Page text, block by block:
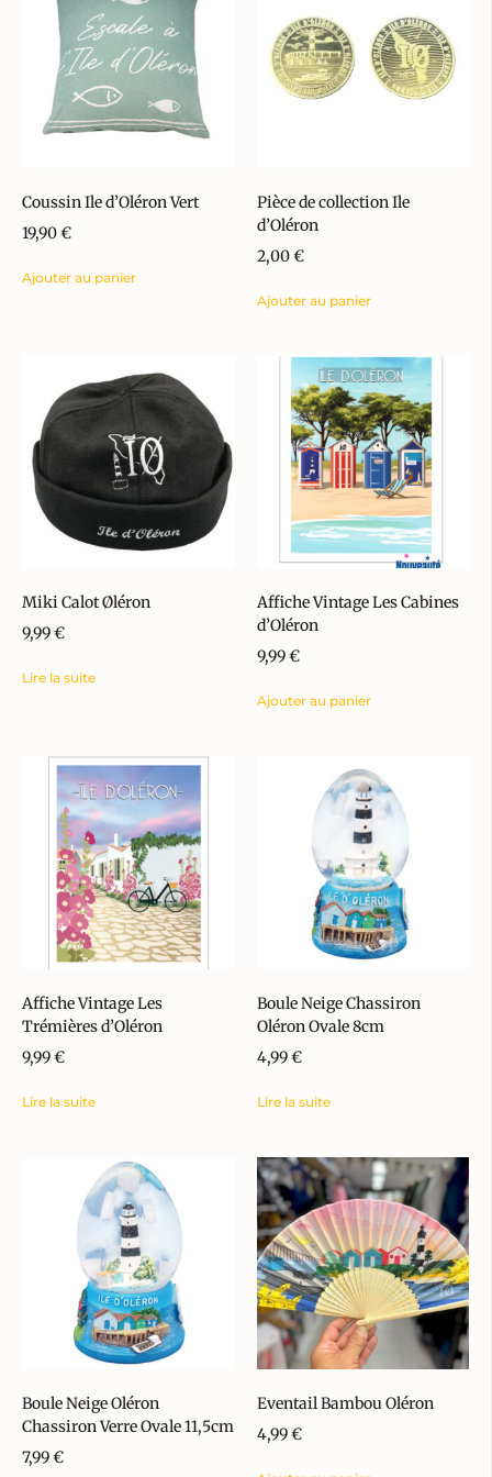
Coussin Ile d’Oléron Vert
19,90€
Ajouter au panier
Pièce de collection Ile
d’Oléron
2,00€
Ajouter au panier
Miki Calot Øléron
9,99€
Lire la suite
Affiche Vintage Les Cabines
d’Oléron
9,99€
Ajouter au panier
Affiche Vintage Les
Trémières d’Oléron
9,99€
Lire la suite
Boule Neige Chassiron
Oléron Ovale 8cm
4,99€
Lire la suite
Boule Neige Oléron
Chassiron Verre Ovale 11,5cm
7,99€
Eventail Bambou Oléron
4,99€